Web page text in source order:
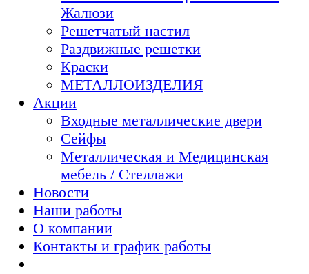
Жалюзи
Решетчатый настил
Раздвижные решетки
Краски
МЕТАЛЛОИЗДЕЛИЯ
Акции
Входные металлические двери
Сейфы
Металлическая и Медицинская
мебель / Стеллажи
Новости
Наши работы
О компании
Контакты и график работы